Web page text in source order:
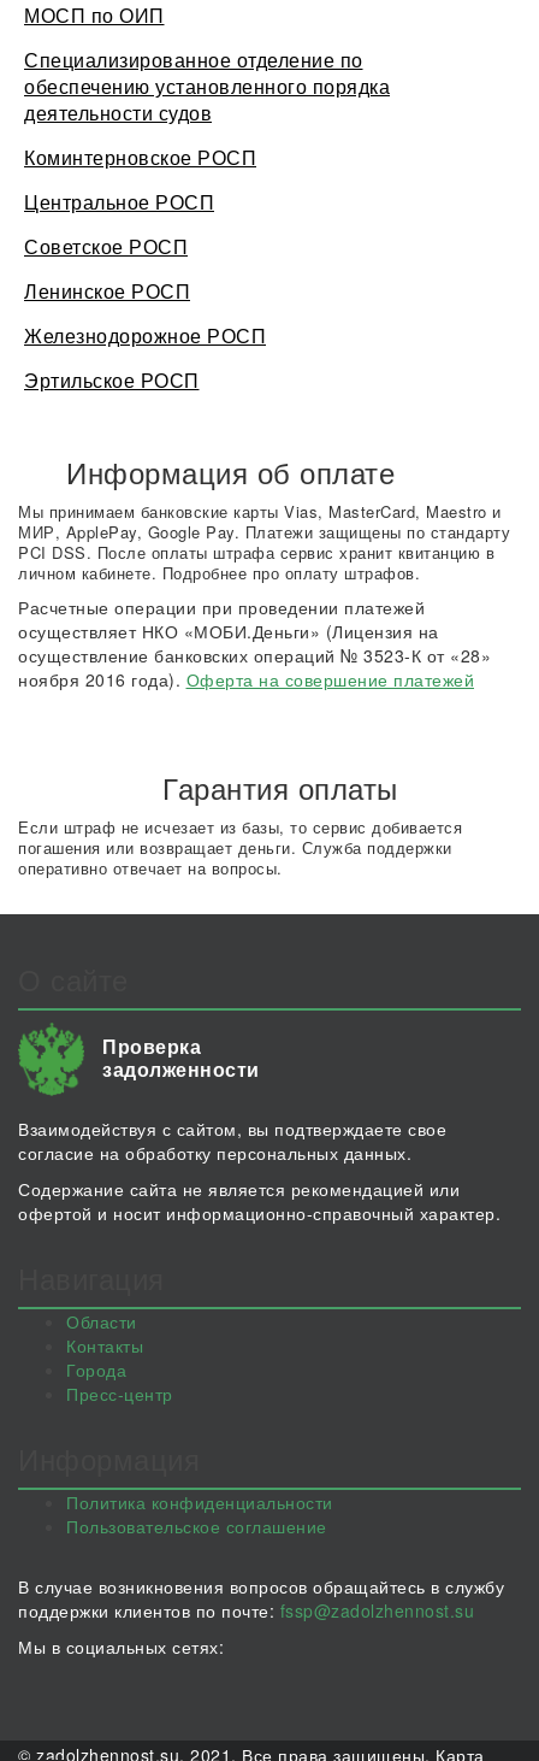
МОСП по ОИП
Специализированное отделение по
обеспечению установленного порядка
деятельности судов
Коминтерновское РОСП
Центральное РОСП
Советское РОСП
Ленинское РОСП
Железнодорожное РОСП
Эртильское РОСП
Информация об оплате
Мы принимаем банковские карты Vias, MasterCard, Maestro и
МИР, ApplePay, Google Pay. Платежи защищены по стандарту
PCI DSS. После оплаты штрафа сервис хранит квитанцию в
личном кабинете. Подробнее про оплату штрафов.
Расчетные операции при проведении платежей
осуществляет НКО «МОБИ.Деньги» (Лицензия на
осуществление банковских операций № 3523-К от «28»
ноября 2016 года). Оферта на совершение платежей
Гарантия оплаты
Если штраф не исчезает из базы, то сервис добивается
погашения или возвращает деньги. Служба поддержки
оперативно отвечает на вопросы.
Проверка
задолженности
Взаимодействуя с сайтом, вы подтверждаете свое
согласие на обработку персональных данных.
Содержание сайта не является рекомендацией или
офертой и носит информационно-справочный характер.
Области
Контакты
Города
Пресс-центр
Политика конфиденциальности
Пользовательское соглашение
В случае возникновения вопросов обращайтесь в службу
поддержки клиентов по почте: fssp@zadolzhennost.su
Мы в социальных сетях:
© zadolzhennost.su, 2021. Все права защищены. Карта